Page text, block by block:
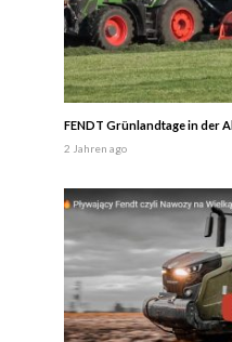
FENDT Grünlandtage in der
2 Jahren ago